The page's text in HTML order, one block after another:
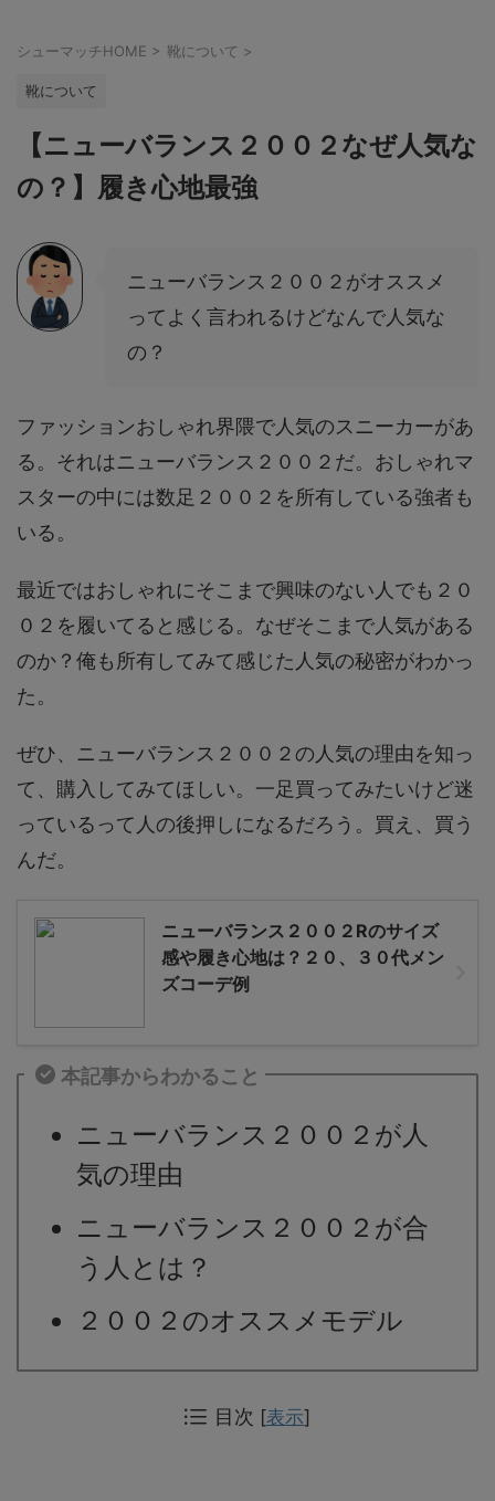
シューマッチHOME > 靴について >
靴について
【ニューバランス２００２なぜ人気な
の？】履き心地最強
ニューバランス２００２がオススメ
ってよく言われるけどなんで人気な
の？
ファッションおしゃれ界隈で人気のスニーカーがあ
る。それはニューバランス２００２だ。おしゃれマ
スターの中には数足２００２を所有している強者も
いる。
最近ではおしゃれにそこまで興味のない人でも２０
０２を履いてると感じる。なぜそこまで人気がある
のか？俺も所有してみて感じた人気の秘密がわかっ
た。
ぜひ、ニューバランス２００２の人気の理由を知っ
て、購入してみてほしい。一足買ってみたいけど迷
っているって人の後押しになるだろう。買え、買う
んだ。
ニューバランス２００２Rのサイズ
感や履き心地は？２０、３０代メン
ズコーデ例
本記事からわかること
ニューバランス２００２が人
気の理由
ニューバランス２００２が合
う人とは？
２００２のオススメモデル
目次 [表示]